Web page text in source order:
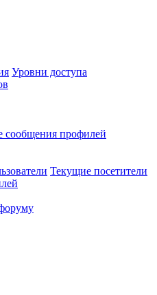
Уровни доступа
сообщения профилей
Текущие посетители